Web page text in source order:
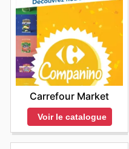
Carrefour Market
Voir le catalogue